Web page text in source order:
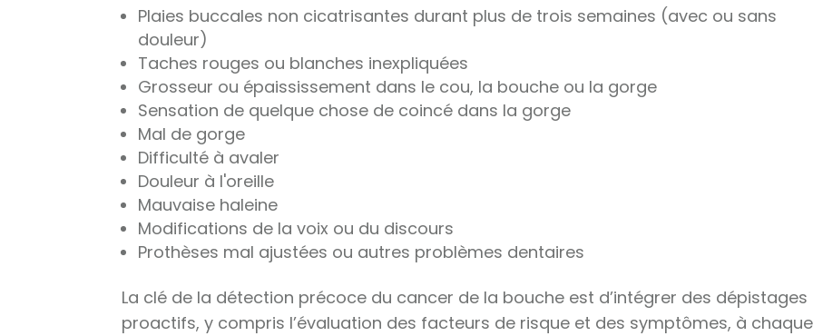
Plaies buccales non cicatrisantes durant plus de trois semaines (avec ou sans
douleur)
Taches rouges ou blanches inexpliquées
Grosseur ou épaississement dans le cou, la bouche ou la gorge
Sensation de quelque chose de coincé dans la gorge
Mal de gorge
Difficulté à avaler
Douleur à l'oreille
Mauvaise haleine
Modifications de la voix ou du discours
Prothèses mal ajustées ou autres problèmes dentaires
La clé de la détection précoce du cancer de la bouche est d’intégrer des dépistages
proactifs, y compris l’évaluation des facteurs de risque et des symptômes, à chaque